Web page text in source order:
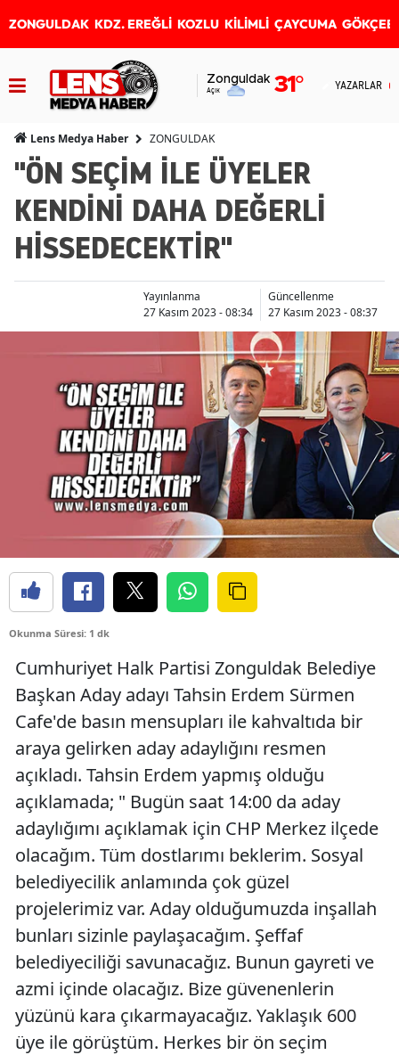
ZONGULDAK KDZ. EREĞLİ KOZLU KİLİMLİ ÇAYCUMA
Zonguldak
Açık 31° YAZARLAR
Lens Medya Haber ZONGULDAK
"ÖN SEÇİM İLE ÜYELER
KENDİNİ DAHA DEĞERLİ
HİSSEDECEKTİR"
Yayınlanma
27 Kasım 2023 - 08:34
Güncellenme
27 Kasım 2023 - 08:37
Okunma Süresi: 1 dk
Cumhuriyet Halk Partisi Zonguldak Belediye
Başkan Aday adayı Tahsin Erdem Sürmen
Cafe'de basın mensupları ile kahvaltıda bir
araya gelirken aday adaylığını resmen
açıkladı. Tahsin Erdem yapmış olduğu
açıklamada; " Bugün saat 14:00 da aday
adaylığımı açıklamak için CHP Merkez ilçede
olacağım. Tüm dostlarımı beklerim. Sosyal
belediyecilik anlamında çok güzel
projelerimiz var. Aday olduğumuzda inşallah
bunları sizinle paylaşacağım. Şeffaf
belediyeciliği savunacağız. Bunun gayreti ve
azmi içinde olacağız. Bize güvenenlerin
yüzünü kara çıkarmayacağız. Yaklaşık 600
üye ile görüştüm. Herkes bir ön seçim